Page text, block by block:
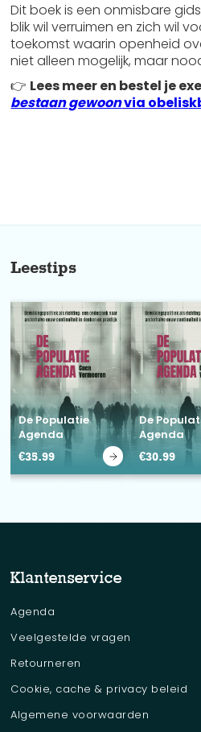
Dit boek is een onmisbare
blik wil verruimen en zich wil
toekomst waarin openheid
niet alleen mogelijk, maar
👉 Lees meer en bestel je
bestaan gewoonvia
Leestips
De Populatie
Agenda
€35.99
De
Agenda
€30.99
Klantenservice
Agenda
Veelgestelde vragen
Retourneren
Cookie, cache & privacy beleid
Algemene voorwaarden